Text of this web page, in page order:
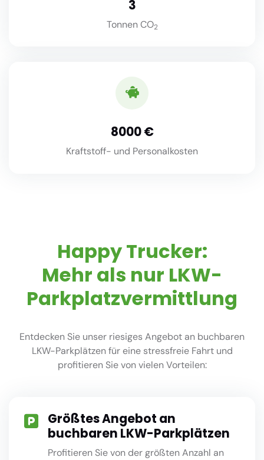
3
Tonnen CO2
8000
Kraftstoff- und Personalkosten
Happy Trucker:
Mehr als nur LKW-
Parkplatzvermittlung
Entdecken Sie unser riesiges Angebot an buchbaren
LKW-Parkplätzen für eine stressfreie Fahrt und
profitieren Sie von vielen Vorteilen:
Größtes Angebot an
buchbaren LKW-Parkplätzen
Profitieren Sie von der größten Anzahl an